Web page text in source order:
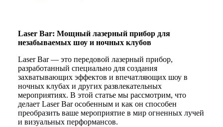
Laser Bar: Мощный лазерный прибор для
незабываемых шоу и ночных клубов
Laser Bar — это передовой лазерный прибор,
разработанный специально для создания
захватывающих эффектов и впечатляющих шоу в
ночных клубах и других развлекательных
мероприятиях. В этой статье мы рассмотрим, что
делает Laser Bar особенным и как он способен
преобразить ваше мероприятие в мир огненных лучей
и визуальных перформансов.